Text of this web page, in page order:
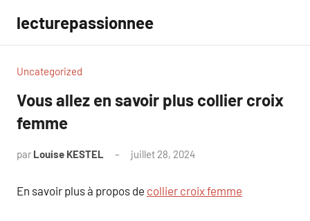
contenu
lecturepassionnee
Uncategorized
Vous allez en savoir plus collier croix
femme
par Louise KESTEL juillet 28, 2024
En savoir plus à propos de collier croix femme